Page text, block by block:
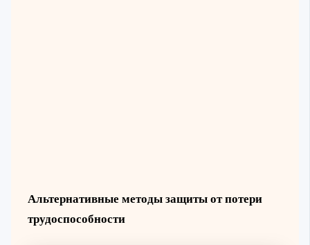
Альтернативные методы защиты от потери
трудоспособности